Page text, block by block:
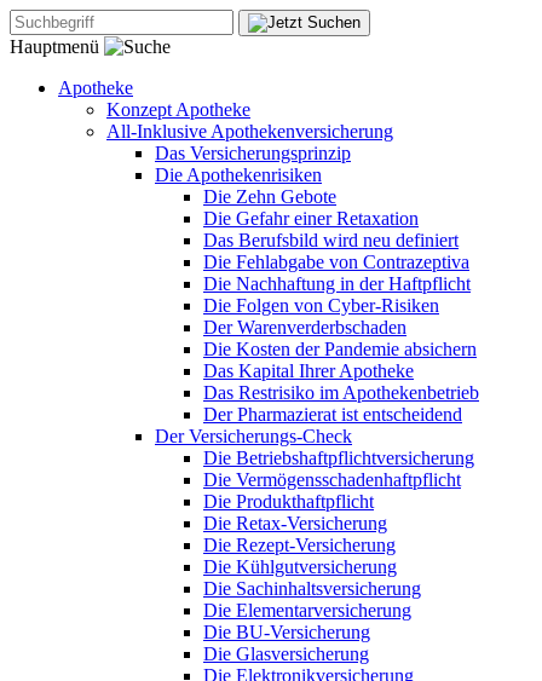
Hauptmenü
Apotheke
Konzept Apotheke
All-Inklusive Apothekenversicherung
Das Versicherungsprinzip
Die Apothekenrisiken
Die Zehn Gebote
Die Gefahr einer Retaxation
Das Berufsbild wird neu definiert
Die Fehlabgabe von Contrazeptiva
Die Nachhaftung in der Haftpflicht
Die Folgen von Cyber-Risiken
Der Warenverderbschaden
Die Kosten der Pandemie absichern
Das Kapital Ihrer Apotheke
Das Restrisiko im Apothekenbetrieb
Der Pharmazierat ist entscheidend
Der Versicherungs-Check
Die Betriebshaftpflichtversicherung
Die Vermögensschadenhaftpflicht
Die Produkthaftpflicht
Die Retax-Versicherung
Die Rezept-Versicherung
Die Kühlgutversicherung
Die Sachinhaltsversicherung
Die Elementarversicherung
Die BU-Versicherung
Die Glasversicherung
Die Elektronikversicherung